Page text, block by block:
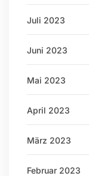
Juli 2023
Juni 2023
Mai 2023
April 2023
März 2023
Februar 2023